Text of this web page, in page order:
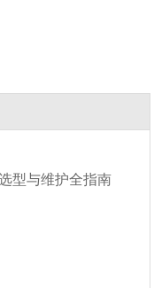
型与维护全指南